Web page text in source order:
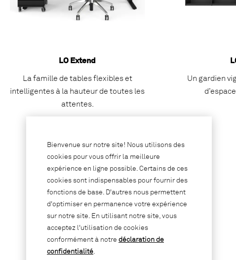
LO Extend
La famille de tables flexibles et
intelligentes à la hauteur de toutes les
attentes.
Un gardien
Bienvenue sur notre site! Nous utilisons des
cookies pour vous offrir la meilleure
expérience en ligne possible. Certains de ces
cookies sont indispensables pour fournir des
fonctions de base. D'autres nous permettent
d'optimiser en permanence votre expérience
sur notre site. En utilisant notre site, vous
acceptez l'utilisation de cookies
conformément à notre déclaration de
confidentialité.